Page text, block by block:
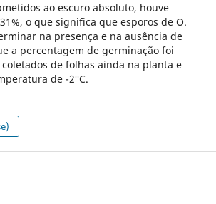
ao escuro absoluto, houve
o que significa que esporos de O.
na presença e na ausência de
a percentagem de germinação foi
de folhas ainda na planta e
de -2°C.